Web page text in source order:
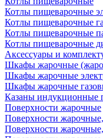
Котлы пищеварочные
Котлы пищеварочные
Котлы пищеварочные
Котлы пищеварочные
Аксессуары и
Шкафы жарочные
Шкафы жарочные
Шкафы жарочные
Казаны
Поверхности жарочные
Поверхности
Поверхности